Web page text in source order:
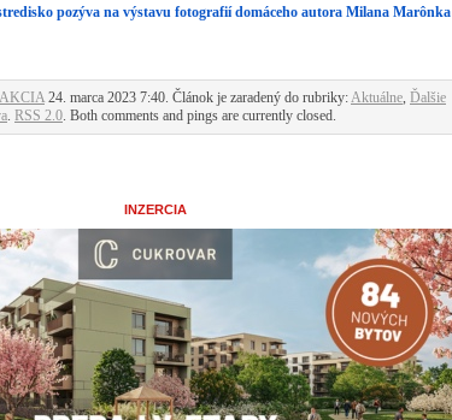
pozýva na výstavu fotografií domáceho autora Milana Marônka
24. marca 2023 7:40. Článok je zaradený do rubriky:Aktuálne, Ďalšie
. RSS 2.0. Both comments and pings are currently closed.
INZERCIA